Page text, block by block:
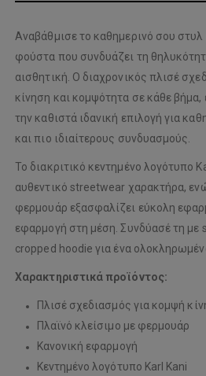
Αναβάθμισε το καθημερινό σου
φούστα που συνδυάζει τη
αισθητική. Ο διαχρονικός πλισέ
κίνηση και κομψότητα σε κάθε
την καθιστά ιδανική επιλογή για
και πιο ιδιαίτερους συνδυασμούς.
Το διακριτικό κεντημένο λογότυπο
αυθεντικό streetwear χαρακτήρα,
φερμουάρ εξασφαλίζει εύκολη
εφαρμογή στη μέση. Συνδύασέ τη με
cropped hoodie για ένα
Χαρακτηριστικά προϊόντος:
Πλισέ σχεδιασμός για κομψή
Πλαϊνό κλείσιμο με φερμουάρ
Κανονική εφαρμογή
Κεντημένο λογότυπο Karl Kani